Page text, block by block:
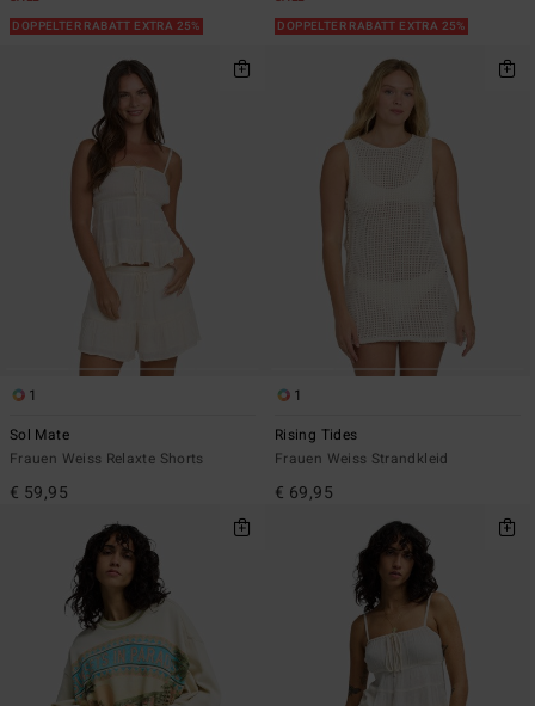
DOPPELTER RABATT EXTRA 25%
DOPPELTER RABATT EXTRA 25%
1
Sol Mate
Frauen Weiss Relaxte Shorts
€ 59,95
1
Rising Tides
Frauen Weiss Strandkleid
€ 69,95